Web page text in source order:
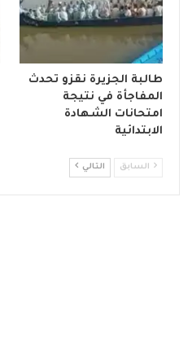
طالبة الجزيرة نقزو تحدث
المفاجأة في نتيجة
امتحانات الشهادة
الابتدائية
السابق التالي